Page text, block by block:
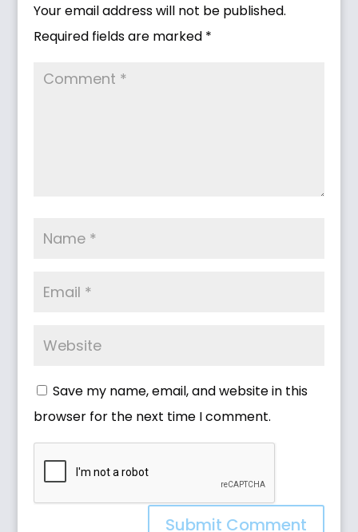
Your email address will not be published.
Required fields are marked *
Save my name, email, and website in this
browser for the next time I comment.
Submit Comment